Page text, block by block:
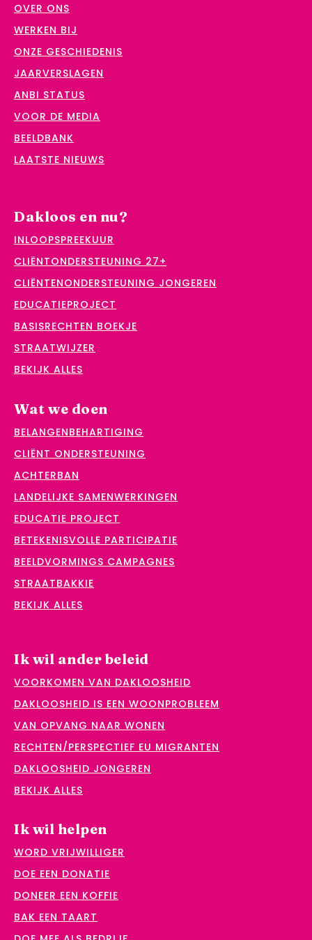
OVER ONS
WERKEN BIJ
ONZE GESCHIEDENIS
JAARVERSLAGEN
ANBI STATUS
VOOR DE MEDIA
BEELDBANK
LAATSTE NIEUWS
Dakloos en nu?
INLOOPSPREEKUUR
CLIËNTONDERSTEUNING 27+
CLIËNTENONDERSTEUNING JONGEREN
EDUCATIEPROJECT
BASISRECHTEN BOEKJE
STRAATWIJZER
BEKIJK ALLES
Wat we doen
BELANGENBEHARTIGING
CLIËNT ONDERSTEUNING
ACHTERBAN
LANDELIJKE SAMENWERKINGEN
EDUCATIE PROJECT
BETEKENISVOLLE PARTICIPATIE
BEELDVORMINGS CAMPAGNES
STRAATBAKKIE
BEKIJK ALLES
Ik wil ander beleid
VOORKOMEN VAN DAKLOOSHEID
DAKLOOSHEID IS EEN WOONPROBLEEM
VAN OPVANG NAAR WONEN
RECHTEN/PERSPECTIEF EU MIGRANTEN
DAKLOOSHEID JONGEREN
BEKIJK ALLES
Ik wil helpen
WORD VRIJWILLIGER
DOE EEN DONATIE
DONEER EEN KOFFIE
BAK EEN TAART